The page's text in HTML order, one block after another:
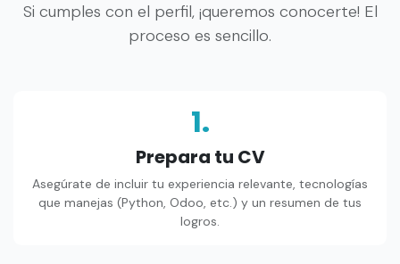
Si cumples con el perfil, ¡queremos conocerte! El
proceso es sencillo.
1.
Prepara tu CV
Asegúrate de incluir tu experiencia relevante, tecnologías
que manejas (Python, Odoo, etc.) y un resumen de tus
logros.